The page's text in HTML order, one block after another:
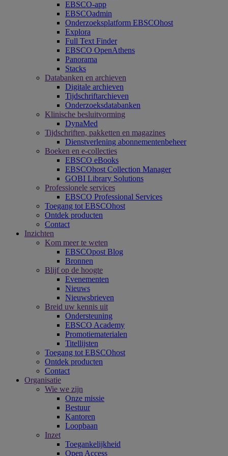
EBSCO-app
EBSCOadmin
Onderzoeksplatform EBSCOhost
Explora
Full Text Finder
EBSCO OpenAthens
Panorama
Stacks
Databanken en archieven
Digitale archieven
Tijdschriftarchieven
Onderzoeksdatabanken
Klinische besluitvorming
DynaMed
Tijdschriften, pakketten en magazines
Dienstverlening abonnementenbeheer
Boeken en e-collecties
EBSCO eBooks
EBSCOhost Collection Manager
GOBI Library Solutions
Professionele services
EBSCO Professional Services
Toegang tot EBSCOhost
Ontdek producten
Contact
Inzichten
Kom meer te weten
EBSCOpost Blog
Bronnen
Blijf op de hoogte
Evenementen
Nieuws
Nieuwsbrieven
Breid uw kennis uit
Ondersteuning
EBSCO Academy
Promotiematerialen
Titellijsten
Toegang tot EBSCOhost
Ontdek producten
Contact
Organisatie
Wie we zijn
Onze missie
Bestuur
Kantoren
Loopbaan
Inzet
Toegankelijkheid
Open Access